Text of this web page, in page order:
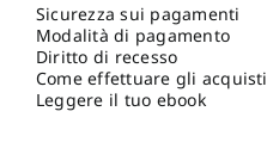
Sicurezza sui pagamenti
Modalità di pagamento
Diritto di recesso
Come effettuare gli acquisti
Leggere il tuo ebook